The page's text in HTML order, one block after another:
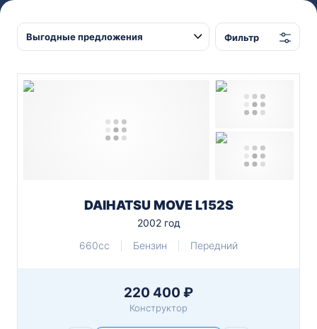
Фильтр
DAIHATSU MOVE L152S
2002 год
660cc
Бензин Передний
220 400 ₽
Конструктор